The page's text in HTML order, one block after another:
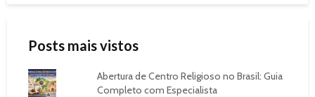
Posts mais vistos
Abertura de Centro Religioso no Brasil: Guia
Completo com Especialista